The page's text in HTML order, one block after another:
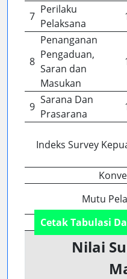
7
Perilaku
Pelaksana
8
Penanganan
Pengaduan,
Saran dan
Masukan
9
Sarana Dan
Prasarana
Indeks Survey
Mutu
Cetak Tabulasi
Nilai